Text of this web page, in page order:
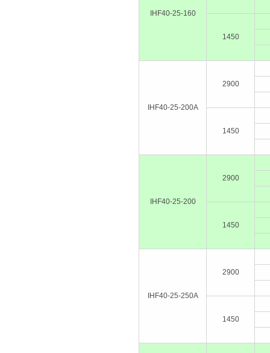
IHF40-25-160
1450
IHF40-25-200A
2900
1450
IHF40-25-200
2900
1450
IHF40-25-250A
2900
1450